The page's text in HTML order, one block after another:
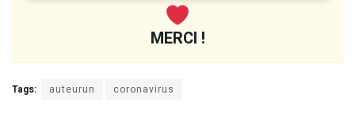
MERCI !
Tags: auteurun coronavirus